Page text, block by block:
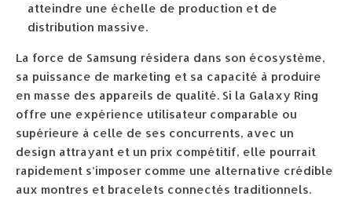
atteindre une échelle de production et de
distribution massive.
La force de Samsung résidera dans son écosystème,
sa puissance de marketing et sa capacité à produire
en masse des appareils de qualité. Si la Galaxy Ring
offre une expérience utilisateur comparable ou
supérieure à celle de ses concurrents, avec un
design attrayant et un prix compétitif, elle pourrait
rapidement s’imposer comme une alternative crédible
aux montres et bracelets connectés traditionnels.